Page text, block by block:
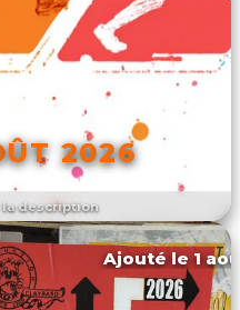
la description
2026
Ajouté le 1